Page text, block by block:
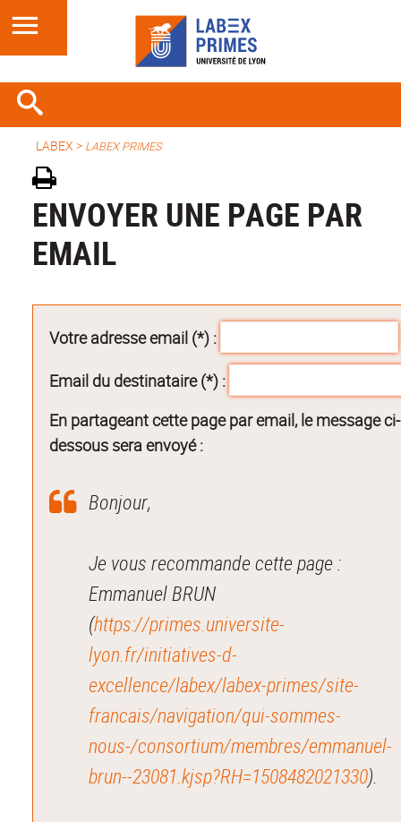
LABEX > LABEX PRIMES
ENVOYER UNE PAGE PAR
EMAIL
Votre adresse email (*) :
Email du destinataire (*) :
En partageant cette page par email, le message ci-
dessous sera envoyé :
Bonjour,
Je vous recommande cette page :
Emmanuel BRUN
(https://primes.universite-
lyon.fr/initiatives-d-
excellence/labex/labex-primes/site-
francais/navigation/qui-sommes-
nous-/consortium/membres/emmanuel-
brun--23081.kjsp?RH=1508482021330).